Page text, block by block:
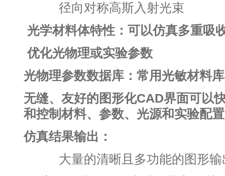
径向对称高斯入射光束
光学材料体特性：可以仿真多重吸
优化光物理或实验参数
光物理参数数据库：常用光敏材料库
无缝、友好的图形化CAD界面可以
和控制材料、参数、光源和实验配
仿真结果输出：
大量的清晰且多功能的图形输